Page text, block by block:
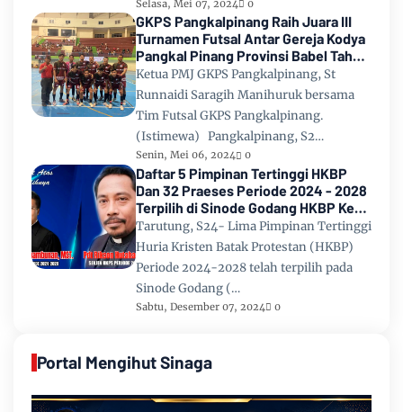
Selasa, Mei 07, 2024 0
GKPS Pangkalpinang Raih Juara III
Turnamen Futsal Antar Gereja Kodya
Pangkal Pinang Provinsi Babel Tahun
2024
Ketua PMJ GKPS Pangkalpinang, St
Runnaidi Saragih Manihuruk bersama
Tim Futsal GKPS Pangkalpinang.
(Istimewa) Pangkalpinang, S2…
Senin, Mei 06, 2024 0
Daftar 5 Pimpinan Tertinggi HKBP
Dan 32 Praeses Periode 2024 - 2028
Terpilih di Sinode Godang HKBP Ke
67 Tahun 2024
Tarutung, S24- Lima Pimpinan Tertinggi
Huria Kristen Batak Protestan (HKBP)
Periode 2024-2028 telah terpilih pada
Sinode Godang (…
Sabtu, Desember 07, 2024 0
Portal Mengihut Sinaga